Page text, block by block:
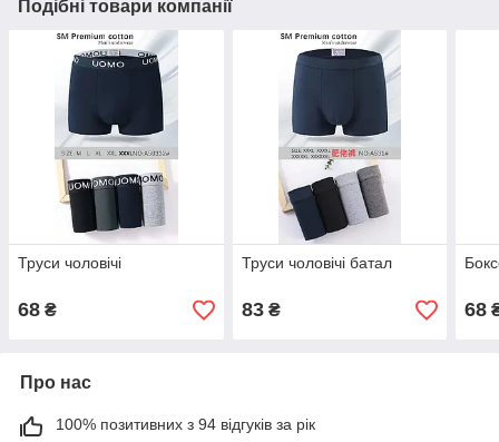
Подібні товари компанії
Труси чоловічі
68 ₴
Труси чоловічі батал
83₴ 68
Про нас
100% позитивних з 94 відгуків за рік